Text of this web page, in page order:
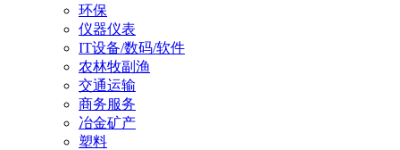
环保
仪器仪表
IT设备/数码/软件
农林牧副渔
交通运输
商务服务
冶金矿产
塑料